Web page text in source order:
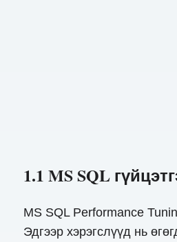
1.1 MS SQL
MS SQL Performance
Эдгээр хэрэгслүүд нь